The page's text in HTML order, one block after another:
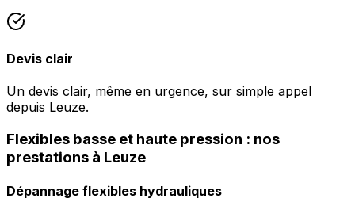
Devis clair
Un devis clair, même en urgence, sur simple appel
depuis Leuze.
Flexibles basse et haute pression : nos
prestations à Leuze
Dépannage flexibles hydrauliques